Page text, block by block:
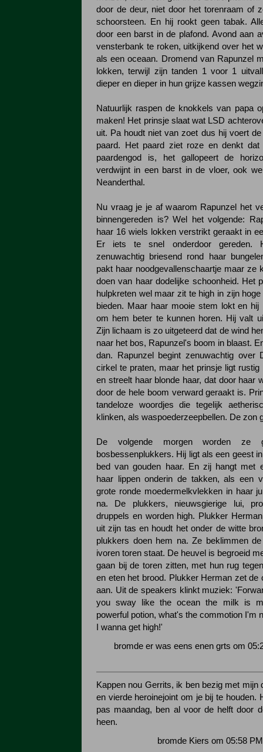
door de deur, niet door het torenraam of
schoorsteen. En hij rookt geen tabak.
door een barst in de plafond. Avond aan
vensterbank te roken, uitkijkend over het
als een oceaan. Dromend van Rapunzel
lokken, terwijl zijn tanden 1 voor 1
dieper en dieper in hun grijze kassen
Natuurlijk raspen de knokkels van papa
maken! Het prinsje slaat wat LSD
uit. Pa houdt niet van zoet dus hij voert
paard. Het paard ziet roze en denkt dat
paardengod is, het gallopeert de
verdwijnt in een barst in de vloer, ook
Neanderthal.
Nu vraag je je af waarom Rapunzel het
binnengereden is? Wel het volgende:
haar 16 wiels lokken verstrikt geraakt in
Er iets te snel onderdoor gereden.
zenuwachtig briesend rond haar
pakt haar noodgevallenschaartje maar ze
doen van haar dodelijke schoonheid. Het
hulpkreten wel maar zit te high in zijn
bieden. Maar haar mooie stem lokt en hij
om hem beter te kunnen horen. Hij valt
Zijn lichaam is zo uitgeteerd dat de wind
naar het bos, Rapunzel's boom in blaast.
dan. Rapunzel begint zenuwachtig over
cirkel te praten, maar het prinsje ligt rustig
en streelt haar blonde haar, dat door haar
door de hele boom verward geraakt is.
tandeloze woordjes die tegelijk
klinken, als waspoederzeepbellen. De zon
De volgende morgen worden ze
bosbessenplukkers. Hij ligt als een geest
bed van gouden haar. En zij hangt met
haar lippen onderin de takken, als een
grote ronde moedermelkvlekken in haar
na. De plukkers, nieuwsgierige lui,
druppels en worden high. Plukker
uit zijn tas en houdt het onder de witte
plukkers doen hem na. Ze beklimmen
ivoren toren staat. De heuvel is begroeid
gaan bij de toren zitten, met hun rug
en eten het brood. Plukker Herman zet de
aan. Uit de speakers klinkt muziek:
you sway like the ocean the milk is
powerful potion, what's the commotion I'm
I wanna get high!'
bromde er was eens enen grts om
Kappen nou Gerrits, ik ben bezig met mijn
en vierde heroinejoint om je bij te houden.
pas maandag, ben al voor de helft door
heen.
bromde Kiers om 05:58